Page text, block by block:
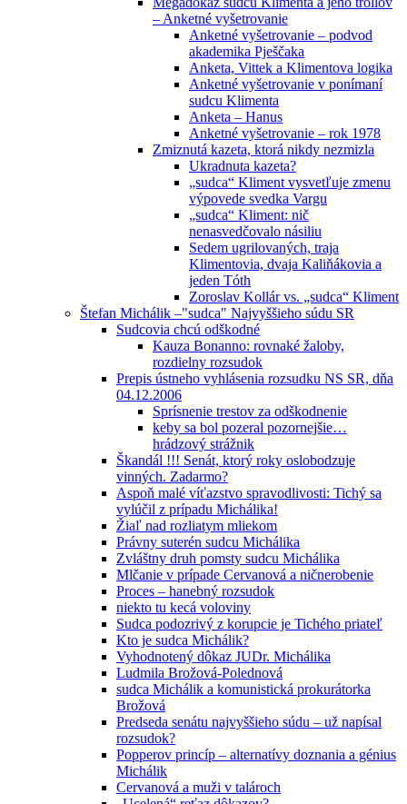
– Anketné vyšetrovanie
Anketné vyšetrovanie – podvod
akademika Pješčaka
Anketa, Vittek a Klimentova logika
Anketné vyšetrovanie v ponímaní
sudcu Klimenta
Anketa – Hanus
Anketné vyšetrovanie – rok 1978
Zmiznutá kazeta, ktorá nikdy nezmizla
Ukradnuta kazeta?
„sudca“ Kliment vysvetľuje zmenu
výpovede svedka Vargu
„sudca“ Kliment: nič
nenasvedčovalo násiliu
Sedem ugrilovaných, traja
Klimentovia, dvaja Kaliňákovia a
jeden Tóth
Zoroslav Kollár vs. „sudca“ Kliment
Štefan Michálik –"sudca" Najvyššieho súdu SR
Sudcovia chcú odškodné
Kauza Bonanno: rovnaké žaloby,
rozdielny rozsudok
Prepis ústneho vyhlásenia rozsudku NS SR, dňa
04.12.2006
Sprísnenie trestov za odškodnenie
keby sa bol pozeral pozornejšie…
hrádzový strážnik
Škandál !!! Senát, ktorý roky oslobodzuje
vinných. Zadarmo?
Aspoň malé víťazstvo spravodlivosti: Tichý sa
vylúčil z prípadu Michálika!
Žiaľ nad rozliatym mliekom
Právny suterén sudcu Michálika
Zvláštny druh pomsty sudcu Michálika
Mlčanie v prípade Cervanová a ničnerobenie
Proces – hanebný rozsudok
niekto tu kecá voloviny
Sudca podozrivý z korupcie je Tichého priateľ
Kto je sudca Michálik?
Vyhodnotený dôkaz JUDr. Michálika
Ludmila Brožová-Polednová
sudca Michálik a komunistická prokurátorka
Brožová
Predseda senátu najvyššieho súdu – už napísal
rozsudok?
Popperov princíp – alternatívy doznania a génius
Michálik
Cervanová a muži v talároch